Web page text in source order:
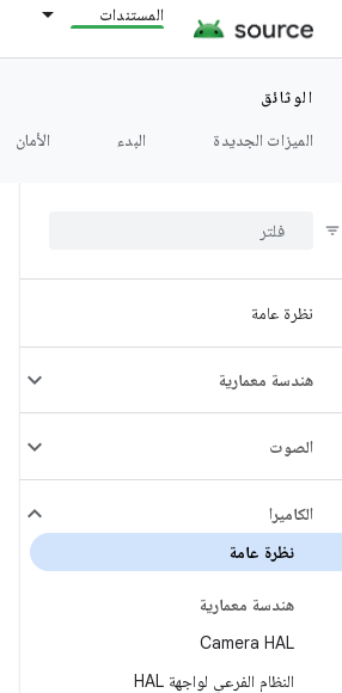
المستندات
الوثائق
الميزات الجديدة
البدء الأمان
نظرة عامة
هندسة معمارية
الصوت
الكاميرا
نظرة عامة
هندسة معمارية
Camera HAL
النظام الفرعي لواجهة HAL